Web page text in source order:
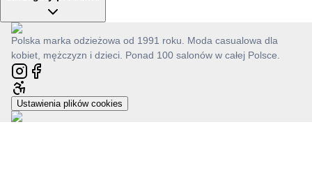
Polska marka odzieżowa od 1991 roku. Moda casualowa dla
kobiet, mężczyzn i dzieci. Ponad 100 salonów w całej Polsce.
Ustawienia plików cookies